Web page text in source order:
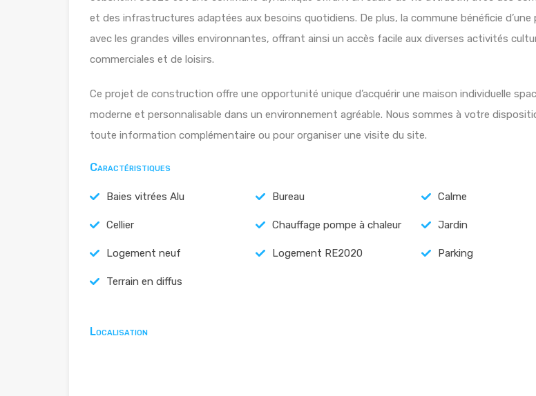
et des infrastructures adaptées aux besoins quotidiens. De plus, la commune bénéficie d’une
avec les grandes villes environnantes, offrant ainsi un accès facile aux diverses activités
commerciales et de loisirs.
Ce projet de construction offre une opportunité unique d’acquérir une maison individuelle
moderne et personnalisable dans un environnement agréable. Nous sommes à votre
toute information complémentaire ou pour organiser une visite du site.
Caractéristiques
Baies vitrées Alu Bureau Calme
Cellier Chauffage pompe à chaleur Jardin
Logement neuf Logement RE2020 Parking
Terrain en diffus
Localisation